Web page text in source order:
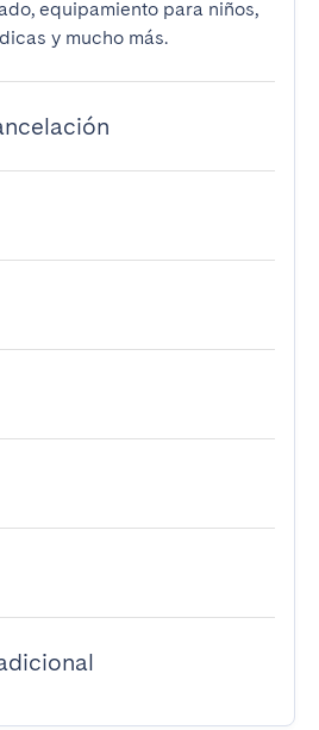
equipamiento para niños,
y mucho más.